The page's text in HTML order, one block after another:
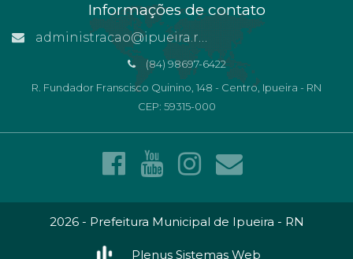
Informações de contato
administracao@ipueira.rn.gov.br
(84) 98697-6422
R. Fundador Franscisco Quinino, 148 - Centro, Ipueira - RN
CEP: 59315-000
2026 - Prefeitura Municipal de Ipueira - RN
Plenus Sistemas Web